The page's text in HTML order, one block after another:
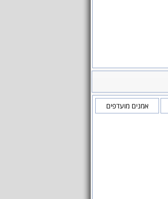
אמנים מועדפים